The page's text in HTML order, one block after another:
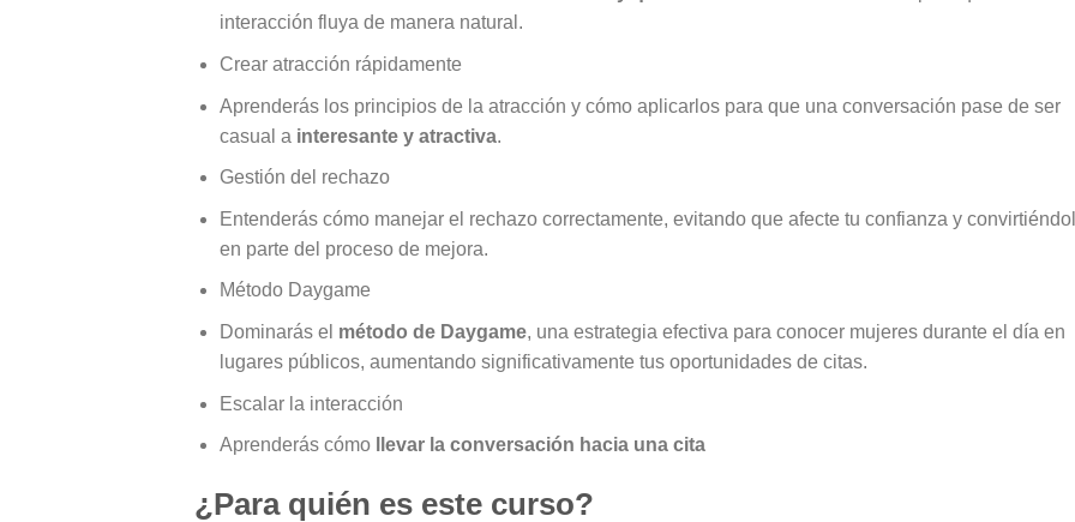
interacción fluya de manera natural.
Crear atracción rápidamente
Aprenderás los principios de la atracción y cómo aplicarlos para que una conversación pase de ser
casual a interesante y atractiva.
Gestión del rechazo
Entenderás cómo manejar el rechazo correctamente, evitando que afecte tu confianza y
en parte del proceso de mejora.
Método Daygame
Dominarás el método de Daygame, una estrategia efectiva para conocer mujeres durante el día en
lugares públicos, aumentando significativamente tus oportunidades de citas.
Escalar la interacción
Aprenderás cómo llevar la conversación hacia una cita
¿Para quién es este curso?